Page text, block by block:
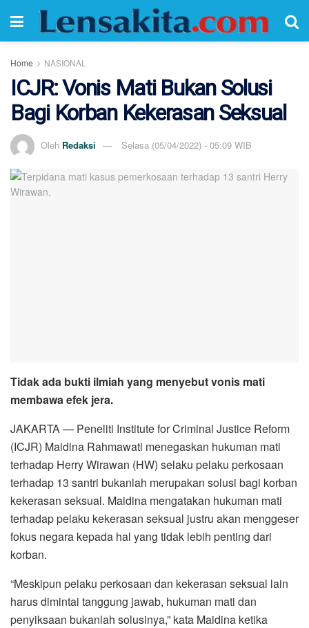
Home NASIONAL
ICJR: Vonis Mati Bukan Solusi
Bagi Korban Kekerasan Seksual
Oleh Redaksi Selasa (05/04/2022) - 05:09 WIB
Tidak ada bukti ilmiah yang menyebut vonis mati
membawa efek jera.
JAKARTA — Peneliti Institute for Criminal Justice Reform
(ICJR) Maidina Rahmawati menegaskan hukuman mati
terhadap Herry Wirawan (HW) selaku pelaku perkosaan
terhadap 13 santri bukanlah merupakan solusi bagi korban
kekerasan seksual. Maidina mengatakan hukuman mati
terhadap pelaku kekerasan seksual justru akan menggeser
fokus negara kepada hal yang tidak lebih penting dari
korban.
“Meskipun pelaku perkosaan dan kekerasan seksual lain
harus dimintai tanggung jawab, hukuman mati dan
penyiksaan bukanlah solusinya,” kata Maidina ketika